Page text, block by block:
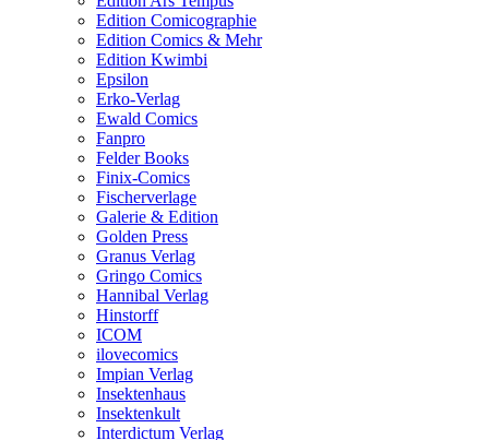
Edition Comicographie
Edition Comics & Mehr
Edition Kwimbi
Epsilon
Erko-Verlag
Ewald Comics
Fanpro
Felder Books
Finix-Comics
Fischerverlage
Galerie & Edition
Golden Press
Granus Verlag
Gringo Comics
Hannibal Verlag
Hinstorff
ICOM
ilovecomics
Impian Verlag
Insektenhaus
Insektenkult
Interdictum Verlag